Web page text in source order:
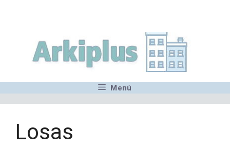
contenido
Menú
Losas